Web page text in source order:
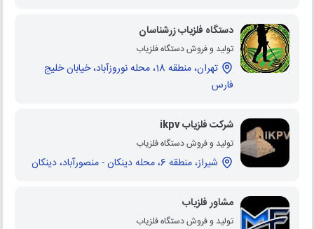
دستگاه فلزیاب زرشناسان
تولید و فروش دستگاه فلزیاب
تهران، منطقه 18، محله نوروزآباد، خیابان خلیج
فارس
شرکت فلزیاب ikpv
تولید و فروش دستگاه فلزیاب
شیراز، منطقه 6، محله دینکان - منصورآباد، دینکان
مشاور فلزیاب
تولید و فروش دستگاه فلزیاب